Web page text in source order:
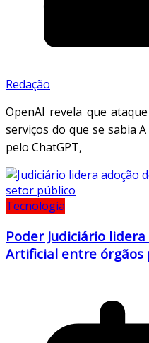
Redação
OpenAI revela que
serviços do que se sabia
pelo ChatGPT,
Tecnologia
Poder Judiciário
Artificial entre órgãos